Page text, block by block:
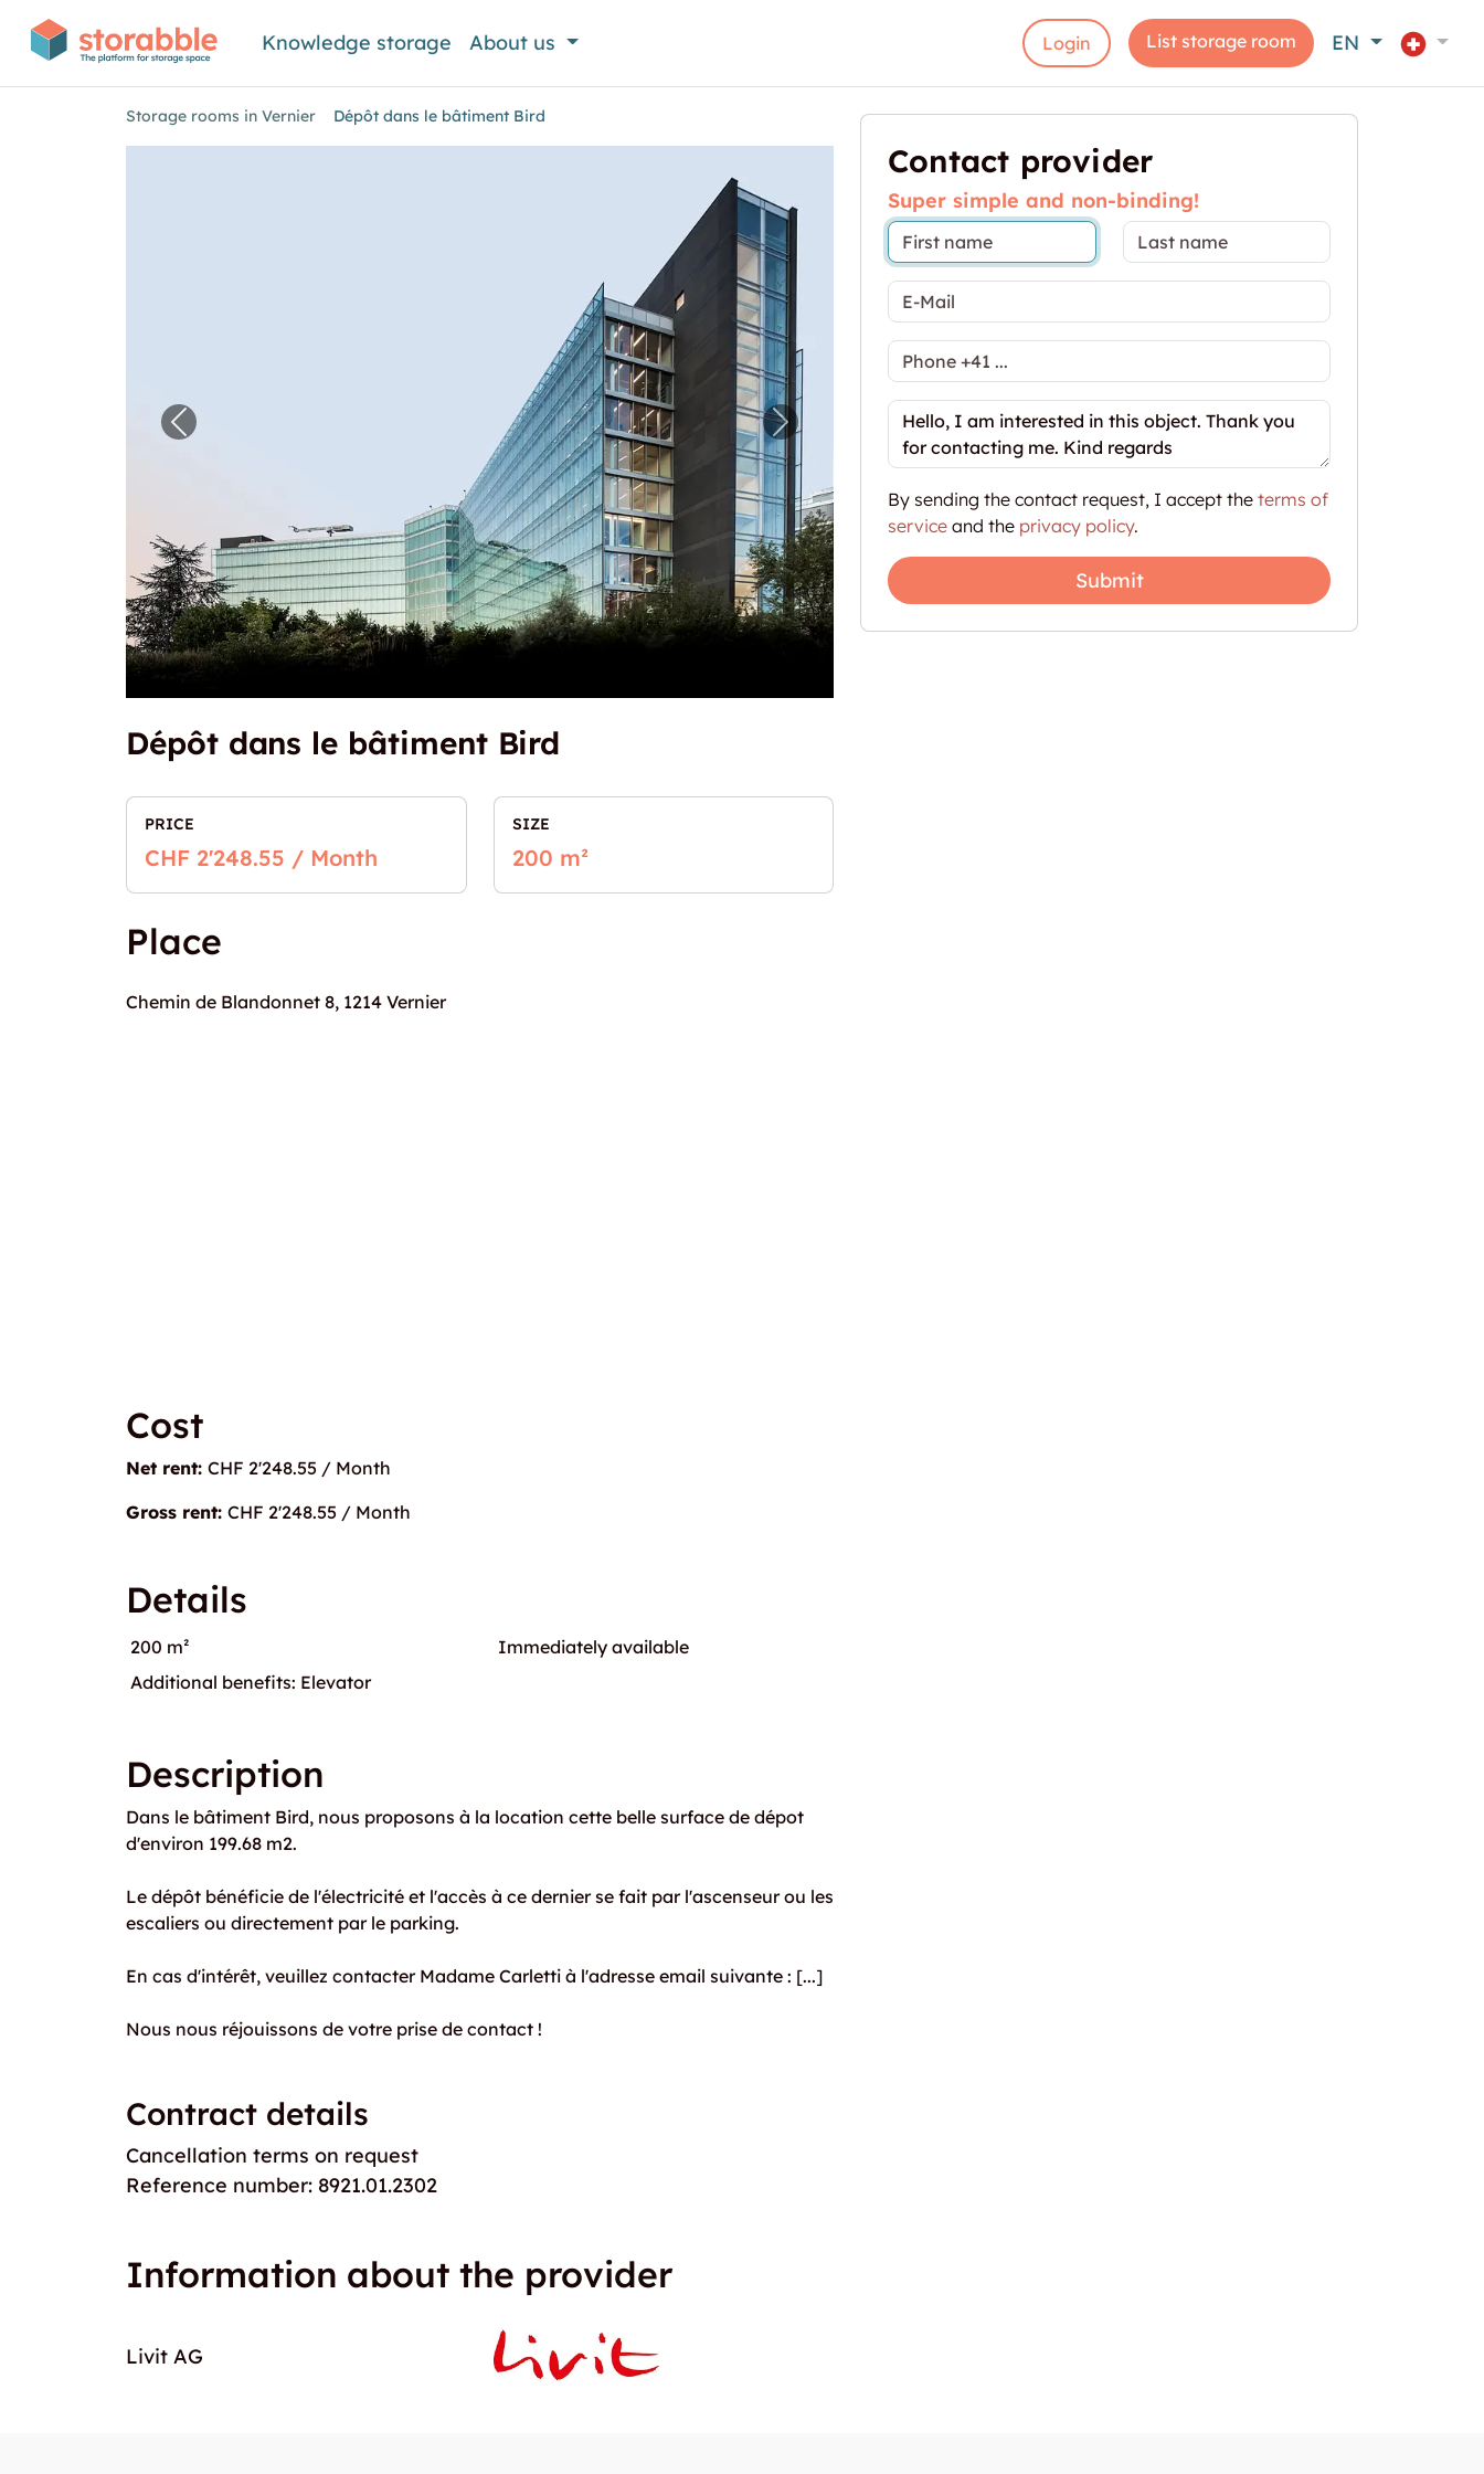
Knowledge storage About us Login List storage room EN
Storage rooms in Vernier Dépôt dans le bâtiment Bird
Previous image for "Dépôt dans le bâtiment Bird" Next image for "Dépôt dans le bâtiment Bird"
Dépôt dans le bâtiment Bird
PRICE
CHF 2'248.55 / Month
SIZE
200 m²
Place
Chemin de Blandonnet 8, 1214 Vernier
Cost
Net rent: CHF 2'248.55 / Month
Gross rent: CHF 2'248.55 / Month
Details
200 m²
Immediately available
Additional benefits: Elevator
Description
Dans le bâtiment Bird, nous proposons à la location cette belle surface de dépot
d'environ 199.68 m2.
Le dépôt bénéficie de l'électricité et l'accès à ce dernier se fait par l'ascenseur ou les
escaliers ou directement par le parking.
En cas d'intérêt, veuillez contacter Madame Carletti à l'adresse email suivante : [...]
Nous nous réjouissons de votre prise de contact !
Contract details
Cancellation terms on request
Reference number: 8921.01.2302
Information about the provider
Livit AG
Contact provider
Super simple and non-binding!
By sending the contact request, I accept the terms of
service and the privacy policy.
Submit